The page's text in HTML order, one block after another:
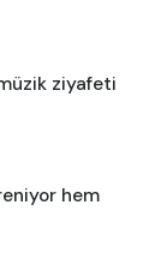
ziyafeti
hem